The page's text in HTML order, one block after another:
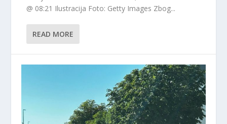
@ 08:21 Ilustracija Foto: Getty Images Zbog...
READ MORE